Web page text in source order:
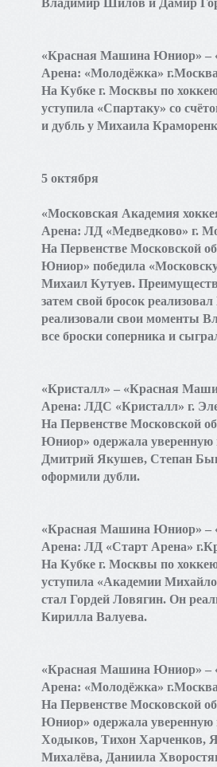
Владимир Шилов и Дамир
«Красная Машина Юниор» –
Арена: «Молодёжка» г.Москва
На Кубке г. Москвы по
уступила «Спартаку» со
и дубль у Михаила
5 октября
«Московская Академия
Арена: ЛД «Медведково» г.
На Первенстве Московской
Юниор» победила
Михаил Кутуев.
затем свой бросок
реализовали свои моменты
все броски соперника и
«Кристалл» – «Красная
Арена: ЛДС «Кристалл» г.
На Первенстве Московской
Юниор» одержала уверенную
Дмитрий Якушев, Степан
оформили дубли.
«Красная Машина Юниор» –
Арена: ЛД «Старт Арена»
На Кубке г. Москвы по
уступила «Академии
стал Гордей Ловягин. Он
Кирилла Валуева.
«Красная Машина Юниор» –
Арена: «Молодёжка» г.Москва
На Первенстве Московской
Юниор» одержала уверенную
Ходыков, Тихон Харченков,
Михалёва, Даниила